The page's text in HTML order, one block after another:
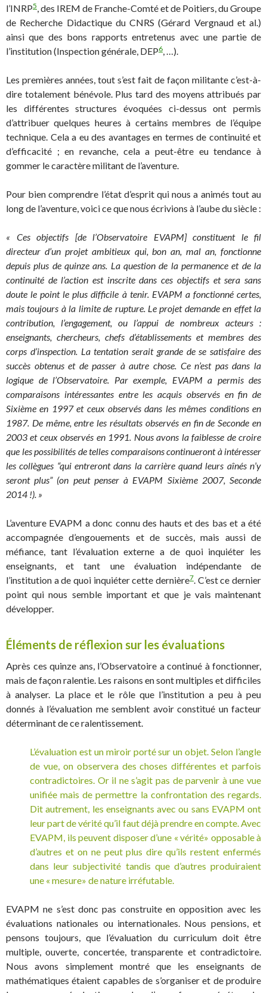
l’INRP5, des IREM de Franche-Comté et de Poitiers, du Groupe
de Recherche Didactique du CNRS (Gérard Vergnaud et al.)
ainsi que des bons rapports entretenus avec une partie de
l’institution (Inspection générale, DEP6, …).
Les premières années, tout s’est fait de façon militante c’est-à-
dire totalement bénévole. Plus tard des moyens attribués par
les différentes structures évoquées ci-dessus ont permis
d’attribuer quelques heures à certains membres de l’équipe
technique. Cela a eu des avantages en termes de continuité et
d’efficacité ; en revanche, cela a peut-être eu tendance à
gommer le caractère militant de l’aventure.
Pour bien comprendre l’état d’esprit qui nous a animés tout au
long de l’aventure, voici ce que nous écrivions à l’aube du siècle :
« Ces objectifs [de l’Observatoire EVAPM] constituent le fil
directeur d’un projet ambitieux qui, bon an, mal an, fonctionne
depuis plus de quinze ans. La question de la permanence et de la
continuité de l’action est inscrite dans ces objectifs et sera sans
doute le point le plus difficile à tenir. EVAPM a fonctionné certes,
mais toujours à la limite de rupture. Le projet demande en effet la
contribution, l’engagement, ou l’appui de nombreux acteurs :
enseignants, chercheurs, chefs d’établissements et membres des
corps d’inspection. La tentation serait grande de se satisfaire des
succès obtenus et de passer à autre chose. Ce n’est pas dans la
logique de l’Observatoire. Par exemple, EVAPM a permis des
comparaisons intéressantes entre les acquis observés en fin de
Sixième en 1997 et ceux observés dans les mêmes conditions en
1987. De même, entre les résultats observés en fin de Seconde en
2003 et ceux observés en 1991. Nous avons la faiblesse de croire
que les possibilités de telles comparaisons continueront à intéresser
les collègues “qui entreront dans la carrière quand leurs aînés n’y
seront plus” (on peut penser à EVAPM Sixième 2007, Seconde
2014 !). »
L’aventure EVAPM a donc connu des hauts et des bas et a été
accompagnée d’engouements et de succès, mais aussi de
méfiance, tant l’évaluation externe a de quoi inquiéter les
enseignants, et tant une évaluation indépendante de
l’institution a de quoi inquiéter cette dernière7. C’est ce dernier
point qui nous semble important et que je vais maintenant
développer.
Éléments de réflexion sur les évaluations
Après ces quinze ans, l’Observatoire a continué à fonctionner,
mais de façon ralentie. Les raisons en sont multiples et difficiles
à analyser. La place et le rôle que l’institution a peu à peu
donnés à l’évaluation me semblent avoir constitué un facteur
déterminant de ce ralentissement.
L’évaluation est un miroir porté sur un objet. Selon l’angle
de vue, on observera des choses différentes et parfois
contradictoires. Or il ne s’agit pas de parvenir à une vue
unifiée mais de permettre la confrontation des regards.
Dit autrement, les enseignants avec ou sans EVAPM ont
leur part de vérité qu’il faut déjà prendre en compte. Avec
EVAPM, ils peuvent disposer d’une « vérité» opposable à
d’autres et on ne peut plus dire qu’ils restent enfermés
dans leur subjectivité tandis que d’autres produiraient
une « mesure» de nature irréfutable.
EVAPM ne s’est donc pas construite en opposition avec les
évaluations nationales ou internationales. Nous pensions, et
pensons toujours, que l’évaluation du curriculum doit être
multiple, ouverte, concertée, transparente et contradictoire.
Nous avons simplement montré que les enseignants de
mathématiques étaient capables de s’organiser et de produire